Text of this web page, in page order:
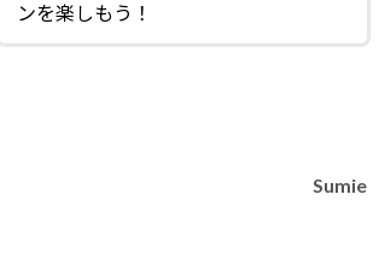
ンを楽しもう！
Sumie